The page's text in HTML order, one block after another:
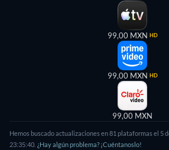
99,00 MXN HD
99,00 MXN HD
99,00 MXN
Hemos buscado actualizaciones en 81 plataformas el 5
23:35:40. ¿Hay algún problema? ¡Cuéntanoslo!